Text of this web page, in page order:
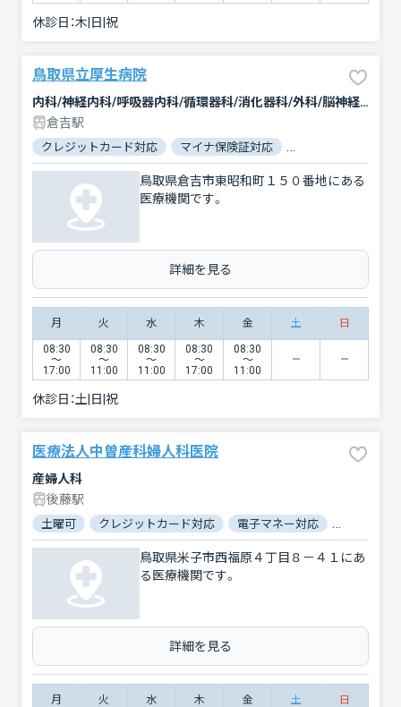
休診日：木|日|祝
鳥取県立厚生病院
内科/神経内科/呼吸器内科/循環器科/消化器科/外科/脳神経外科/整形外科/小児科/産婦人科/眼科/耳鼻咽喉科/皮膚科/泌尿器科/精神科・神経科/放射線科
倉吉駅
クレジットカード対応 マイナ保険証対応
鳥取県倉吉市東昭和町１５０番地にある
医療機関です。
詳細を見る
月 火 水 木 金 土 日
08:30
〜
17:00
08:30
〜
11:00
08:30
〜
11:00
08:30
〜
17:00
08:30
〜
11:00
休診日：土|日|祝
医療法人中曽産科婦人科医院
産婦人科
後藤駅
土曜可 クレジットカード対応 電子マネー対応
鳥取県米子市西福原４丁目８－４１にあ
る医療機関です。
詳細を見る
月 火 水 木 金 土 日